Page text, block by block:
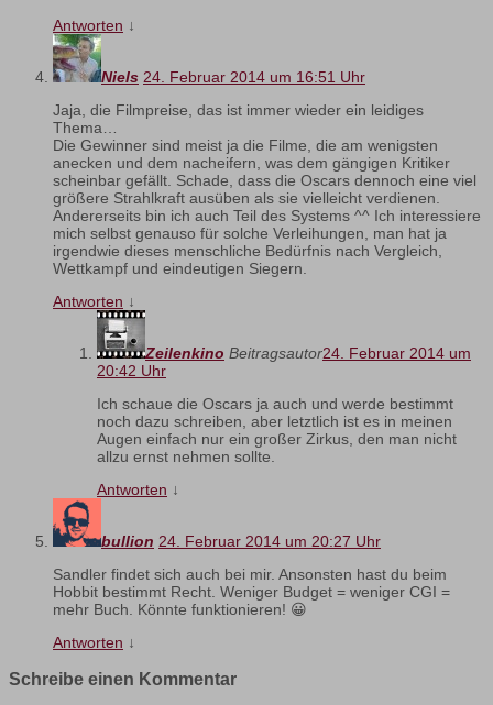
Antworten ↓
Niels 24. Februar 2014 um 16:51 Uhr
Jaja, die Filmpreise, das ist immer wieder ein leidiges
Thema…
Die Gewinner sind meist ja die Filme, die am wenigsten
anecken und dem nacheifern, was dem gängigen Kritiker
scheinbar gefällt. Schade, dass die Oscars dennoch eine viel
größere Strahlkraft ausüben als sie vielleicht verdienen.
Andererseits bin ich auch Teil des Systems ^^ Ich interessiere
mich selbst genauso für solche Verleihungen, man hat ja
irgendwie dieses menschliche Bedürfnis nach Vergleich,
Wettkampf und eindeutigen Siegern.
Antworten ↓
Zeilenkino Beitragsautor24. Februar 2014 um
20:42 Uhr
Ich schaue die Oscars ja auch und werde bestimmt
noch dazu schreiben, aber letztlich ist es in meinen
Augen einfach nur ein großer Zirkus, den man nicht
allzu ernst nehmen sollte.
Antworten ↓
bullion 24. Februar 2014 um 20:27 Uhr
Sandler findet sich auch bei mir. Ansonsten hast du beim
Hobbit bestimmt Recht. Weniger Budget = weniger CGI =
mehr Buch. Könnte funktionieren! 😀
Antworten ↓
Schreibe einen Kommentar